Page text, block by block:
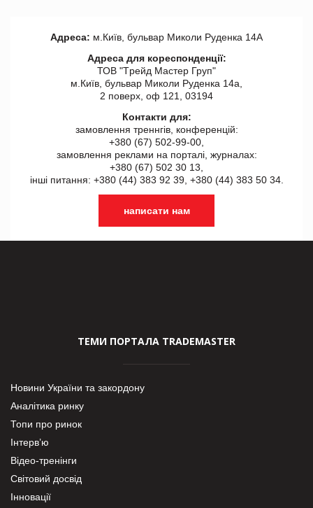
Адреса: м.Київ, бульвар Миколи Руденка 14А
Адреса для кореспонденції:
ТОВ "Tрейд Мастер Груп"
м.Київ, бульвар Миколи Руденка 14а,
2 поверх, оф 121, 03194
Контакти для:
замовлення треннгів, конференцій:
+380 (67) 502-99-00,
замовлення реклами на порталі, журналах:
+380 (67) 502 30 13,
інші питання: +380 (44) 383 92 39, +380 (44) 383 50 34.
написати нам
ТЕМИ ПОРТАЛА TRADEMASTER
Новини України та закордону
Аналітика ринку
Топи про ринок
Інтерв’ю
Відео-тренінги
Світовий досвід
Інновації